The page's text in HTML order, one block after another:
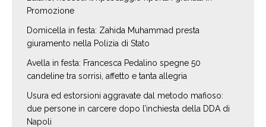
Promozione
Domicella in festa: Zahida Muhammad presta
giuramento nella Polizia di Stato
Avella in festa: Francesca Pedalino spegne 50
candeline tra sorrisi, affetto e tanta allegria
Usura ed estorsioni aggravate dal metodo mafioso:
due persone in carcere dopo l’inchiesta della DDA di
Napoli